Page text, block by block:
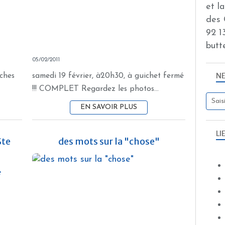
05/02/2011
samedi 19 février, à20h30, à guichet fermé
!!! COMPLET Regardez les photos...
EN SAVOIR PLUS
des mots sur la "chose"
et
des
92